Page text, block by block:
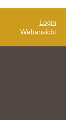
Login
Webansicht